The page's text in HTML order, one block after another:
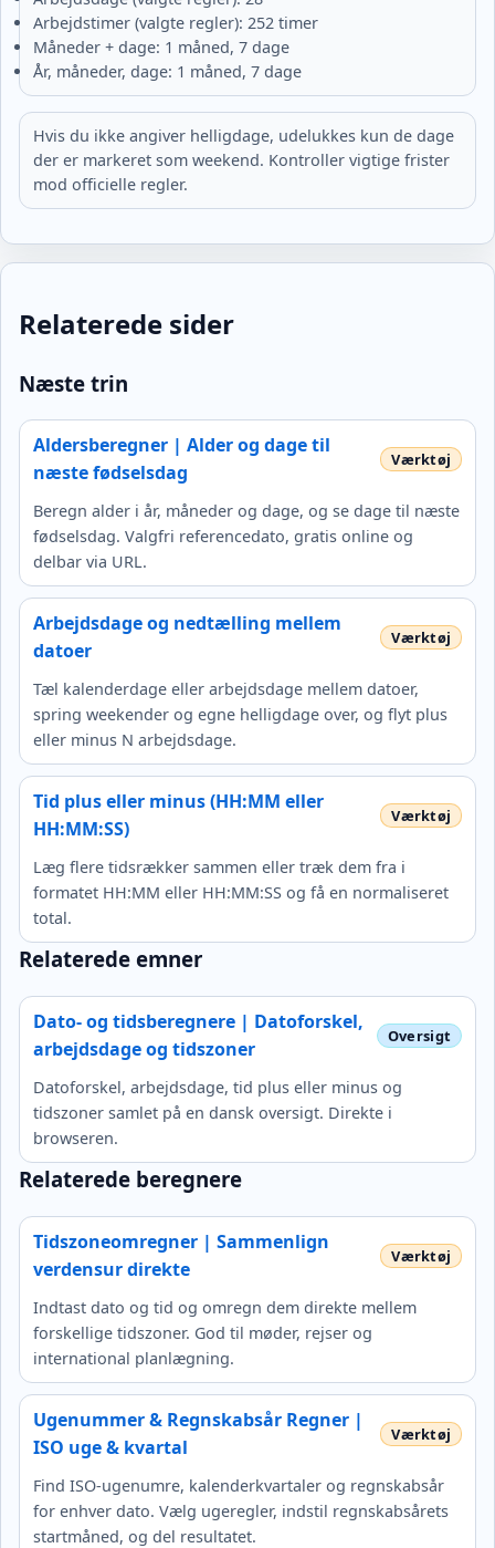
Arbejdstimer (valgte regler): 252 timer
Måneder + dage: 1 måned, 7 dage
År, måneder, dage: 1 måned, 7 dage
Hvis du ikke angiver helligdage, udelukkes kun de dage
der er markeret som weekend. Kontroller vigtige frister
mod officielle regler.
Relaterede sider
Næste trin
Aldersberegner | Alder og dage til
næste fødselsdag
Beregn alder i år, måneder og dage, og se dage til næste
fødselsdag. Valgfri referencedato, gratis online og
delbar via URL.
Arbejdsdage og nedtælling mellem
datoer
Tæl kalenderdage eller arbejdsdage mellem datoer,
spring weekender og egne helligdage over, og flyt plus
eller minus N arbejdsdage.
Tid plus eller minus (HH:MM eller
HH:MM:SS)
Læg flere tidsrækker sammen eller træk dem fra i
formatet HH:MM eller HH:MM:SS og få en normaliseret
total.
Relaterede emner
Dato- og tidsberegnere | Datoforskel,
arbejdsdage og tidszoner
Datoforskel, arbejdsdage, tid plus eller minus og
tidszoner samlet på en dansk oversigt. Direkte i
browseren.
Relaterede beregnere
Tidszoneomregner | Sammenlign
verdensur direkte
Indtast dato og tid og omregn dem direkte mellem
forskellige tidszoner. God til møder, rejser og
international planlægning.
Ugenummer & Regnskabsår Regner |
ISO uge & kvartal
Find ISO-ugenumre, kalenderkvartaler og regnskabsår
for enhver dato. Vælg ugeregler, indstil regnskabsårets
startmåned, og del resultatet.